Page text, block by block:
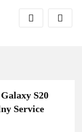
Załóż konto
S20
Service